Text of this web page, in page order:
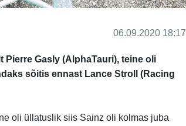
06.09.2020 18:17
Pierre Gasly (AlphaTauri), teine oli
sõitis ennast Lance Stroll (Racing
oli üllatuslik siis Sainz oli kolmas juba